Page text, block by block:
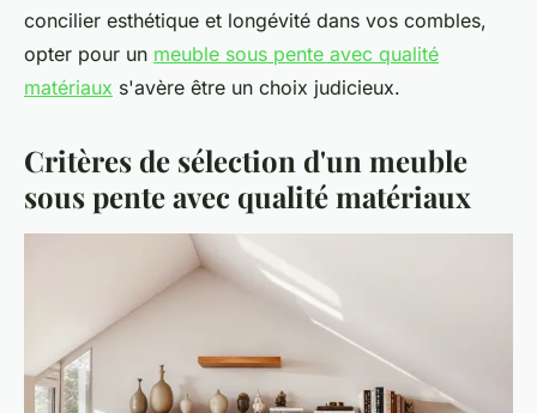
concilier esthétique et longévité dans vos combles,
opter pour un meuble sous pente avec qualité
matériaux s'avère être un choix judicieux.
Critères de sélection d'un meuble
sous pente avec qualité matériaux